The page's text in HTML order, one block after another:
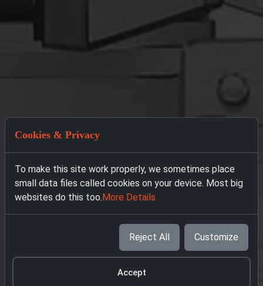
Cookies & Privacy
To make this site work properly, we sometimes place
small data files called cookies on your device. Most big
websites do this too.More Details
Reject All Customize
Accept